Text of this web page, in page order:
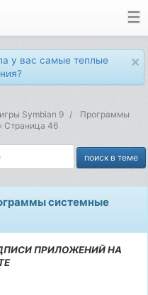
×
у вас самые теплые
Symbian 9
Программы
Страница 46
системные
ПРИЛОЖЕНИЙ НА